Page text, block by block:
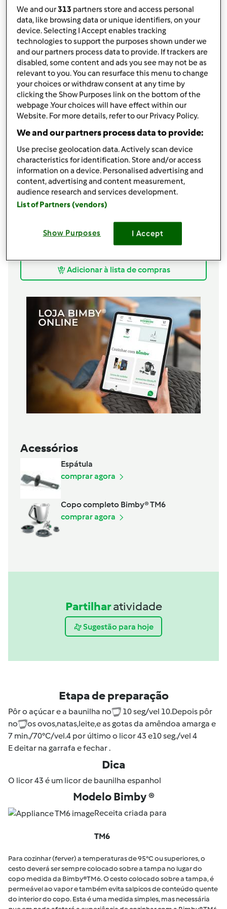
published: 30.11.2019
Adicionar às minhas coleções
Partilhar receita
Criar uma variante
Ingredientes
Licor de ovos
125g açúcar
1saquetabaunilha borbon moída
5ovos
gleite magro
gotaamêndoa amarga aroma
Adicionar à lista de compras
Acessórios
Espátula
comprar agora
Copo completo Bimby® TM6
comprar agora
Partilharatividade
Sugestão para hoje
Etapa de preparação
Pôr o açúcar e a baunilha no
10 seg/vel 10.Depois pôr
no
os ovos,natas,leite,e as gotas da amêndoa amarga e
7 min./70°C/vel.4 por último o licor 43 e10 seg./vel 4
E deitar na garrafa e fechar .
Dica
O licor 43 é um licor de baunilha espanhol
Modelo Bimby ®
Receita criada para
TM6
Para cozinhar (ferver) a temperaturas de 95°C ou superiores, o
cesto deverá ser sempre colocado sobre a tampa no lugar do
copo medida da Bimby®TM6. O cesto colocado sobre a tampa, é
permeável ao vapor e também evita salpicos de conteúdo quente
do interior do copo. Esta é uma medida simples, mas necessária
We and our313 partners store and access personal
data, like browsing data or unique identifiers, on your
device. Selecting I Accept enables tracking
technologies to support the purposes shown under we
and our partners process data to provide. If trackers are
disabled, some content and ads you see may not be as
relevant to you. You can resurface this menu to change
your choices or withdraw consent at any time by
clicking the Show Purposes link on the bottom of the
webpage .Your choices will have effect within our
Website. For more details, refer to our Privacy Policy.
We and our partners process data to provide:
Use precise geolocation data. Actively scan device
characteristics for identification. Store and/or access
information on a device. Personalised advertising and
content, advertising and content measurement,
audience research and services development.
List of Partners (vendors)
Show Purposes I Accept